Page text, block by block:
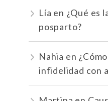
Lía en ¿Qué es
posparto?
Nahia en
infidelidad con